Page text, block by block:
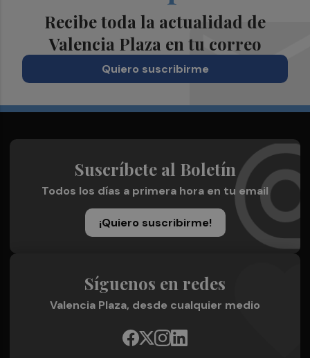
Recibe toda la actualidad de
Valencia Plaza en tu correo
Quiero suscribirme
Suscríbete al Boletín
Todos los días a primera hora en tu email
¡Quiero suscribirme!
Síguenos en redes
Valencia Plaza, desde cualquier medio